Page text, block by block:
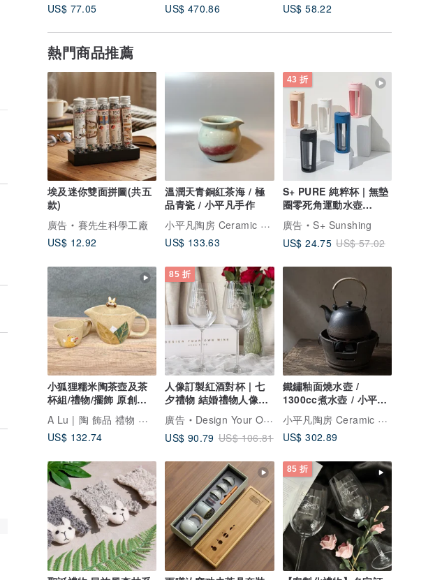
US$ 77.05
US$ 470.86
US$ 58.22
熱門商品推薦
埃及迷你雙面拼圖(共五
款)
廣告
賽先生科學工廠
US$ 12.92
溫潤天青銅紅茶海 / 極
品青瓷 / 小平凡手作
小平凡陶房 Ceramic Designs
US$ 133.63
43 折
S+ PURE 純粹杯 | 無墊
圈零死角運動水壺
700ml
廣告
S+ Sunshing
US$ 24.75 US$ 57.02
小狐狸糯米陶茶壺及茶
杯組/禮物/擺飾 原創手
作手繪 美國進口陶土 A Lu | 陶 飾品 禮物 原創
US$ 132.74
85 折
人像訂製紅酒對杯 | 七
夕禮物 結婚禮物人像雕
刻 客製化紅酒杯
廣告
Design Your Own Wine 香港酒瓶雕刻禮品專門店
US$ 90.79 US$ 106.81
鐵鏽釉面燒水壺 /
1300cc煮水壺 / 小平凡
手作 茶壺 茶具 陶藝
小平凡陶房 Ceramic Designs
US$ 302.89
85 折